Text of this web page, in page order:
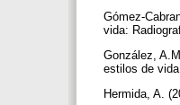
Gómez-
vida:
González,
estilos de
Hermida, A.